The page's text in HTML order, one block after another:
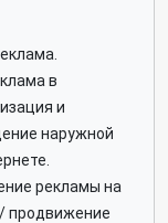
в
и
наружной
рекламы на
продвижение